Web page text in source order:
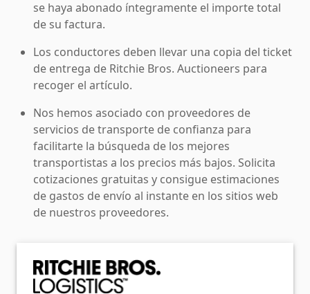
se haya abonado íntegramente el importe total
de su factura.
Los conductores deben llevar una copia del ticket
de entrega de Ritchie Bros. Auctioneers para
recoger el artículo.
Nos hemos asociado con proveedores de
servicios de transporte de confianza para
facilitarte la búsqueda de los mejores
transportistas a los precios más bajos. Solicita
cotizaciones gratuitas y consigue estimaciones
de gastos de envío al instante en los sitios web
de nuestros proveedores.